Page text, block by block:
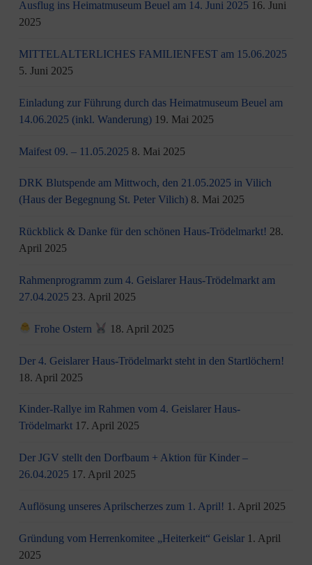
Ausflug ins Heimatmuseum Beuel am 14. Juni 2025 16. Juni
2025
MITTELALTERLICHES FAMILIENFEST am 15.06.2025
5. Juni 2025
Einladung zur Führung durch das Heimatmuseum Beuel am
14.06.2025 (inkl. Wanderung) 19. Mai 2025
Maifest 09. – 11.05.2025 8. Mai 2025
DRK Blutspende am Mittwoch, den 21.05.2025 in Vilich
(Haus der Begegnung St. Peter Vilich) 8. Mai 2025
Rückblick & Danke für den schönen Haus-Trödelmarkt! 28.
April 2025
Rahmenprogramm zum 4. Geislarer Haus-Trödelmarkt am
27.04.2025 23. April 2025
Frohe Ostern 18. April 2025
Der 4. Geislarer Haus-Trödelmarkt steht in den Startlöchern!
18. April 2025
Kinder-Rallye im Rahmen vom 4. Geislarer Haus-
Trödelmarkt 17. April 2025
Der JGV stellt den Dorfbaum + Aktion für Kinder –
26.04.2025 17. April 2025
Auflösung unseres Aprilscherzes zum 1. April! 1. April 2025
Gründung vom Herrenkomitee „Heiterkeit“ Geislar 1. April
2025